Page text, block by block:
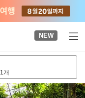
NEW
1개